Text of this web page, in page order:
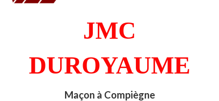
JMC
DUROYAUME
Maçon à Compiègne